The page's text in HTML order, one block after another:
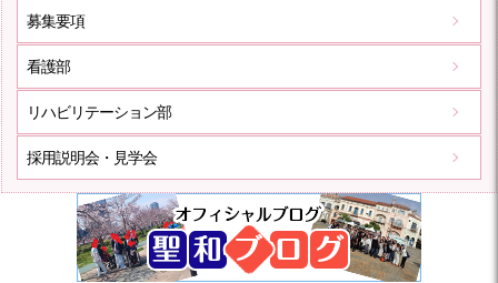
募集要項
看護部
リハビリテーション部
採用説明会・見学会